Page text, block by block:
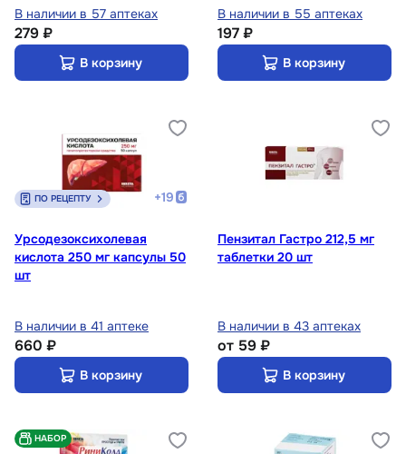
В наличии в 57 аптеках
279 ₽
В корзину
В наличии в 55 аптеках
197 ₽
В корзину
ПО РЕЦЕПТУ +19
Урсодезоксихолевая
кислота 250 мг капсулы 50
шт
В наличии в 41 аптеке
660 ₽
В корзину
Пензитал Гастро 212,5 мг
таблетки 20 шт
В наличии в 43 аптеках
от 59 ₽
В корзину
НАБОР